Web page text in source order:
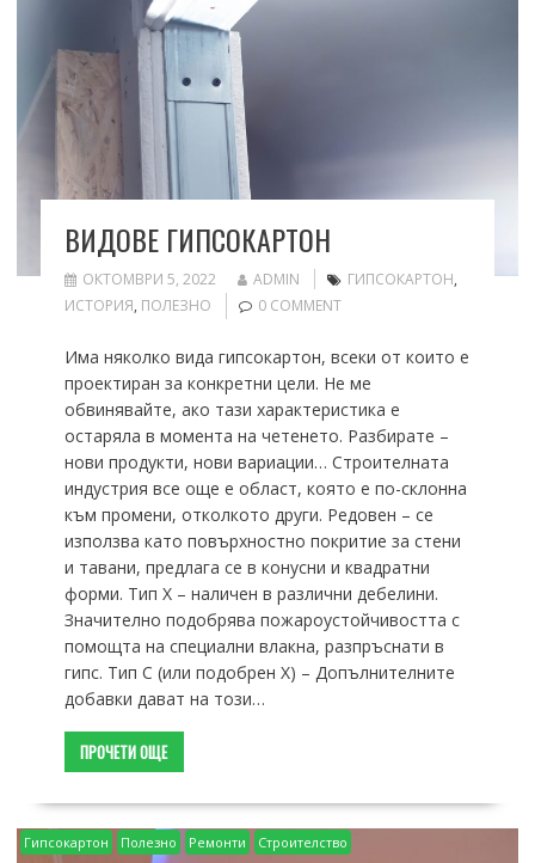
ВИДОВЕ ГИПСОКАРТОН
ОКТОМВРИ 5, 2022 ADMIN ГИПСОКАРТОН,
ИСТОРИЯ, ПОЛЕЗНО 0 COMMENT
Има няколко вида гипсокартон, всеки от които е
проектиран за конкретни цели. Не ме
обвинявайте, ако тази характеристика е
остаряла в момента на четенето. Разбирате –
нови продукти, нови вариации… Строителната
индустрия все още е област, която е по-склонна
към промени, отколкото други. Редовен – се
използва като повърхностно покритие за стени
и тавани, предлага се в конусни и квадратни
форми. Тип X – наличен в различни дебелини.
Значително подобрява пожароустойчивостта с
помощта на специални влакна, разпръснати в
гипс. Тип C (или подобрен X) – Допълнителните
добавки дават на този…
ПРОЧЕТИ ОЩЕ
Гипсокартон Полезно Ремонти Строителство